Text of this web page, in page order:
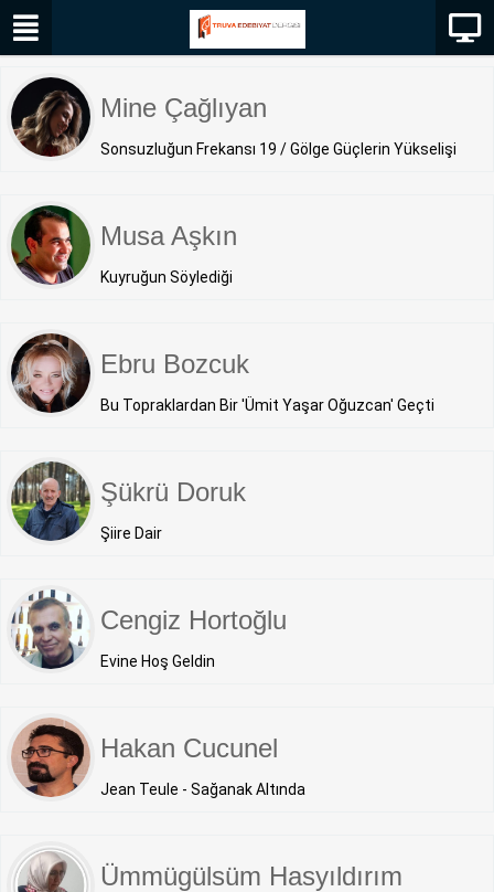
Mine Çağlıyan
Sonsuzluğun Frekansı 19 / Gölge Güçlerin Yükselişi
Musa Aşkın
Kuyruğun Söylediği
Ebru Bozcuk
Bu Topraklardan Bir 'Ümit Yaşar Oğuzcan' Geçti
Şükrü Doruk
Şiire Dair
Cengiz Hortoğlu
Evine Hoş Geldin
Hakan Cucunel
Jean Teule - Sağanak Altında
Ümmügülsüm Hasyıldırım